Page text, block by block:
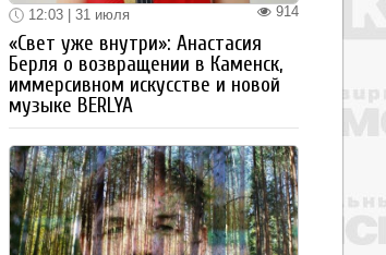
914
12:03 | 31 июля
«Свет уже внутри»: Анастасия
Берля о возвращении в Каменск,
иммерсивном искусстве и новой
музыке BERLYA